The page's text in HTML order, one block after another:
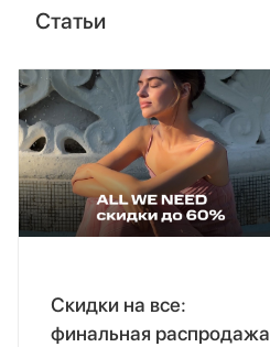
Статьи
Скидки на все:
финальная распродажа